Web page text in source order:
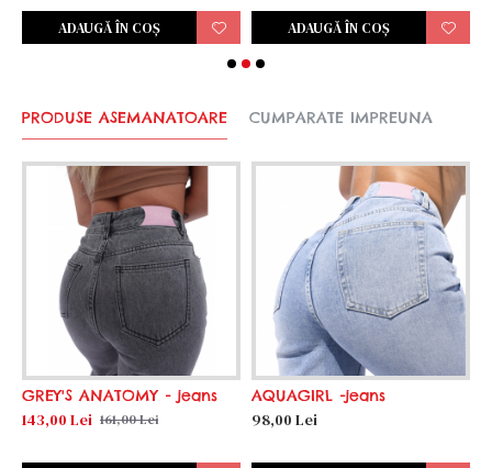
ADAUGĂ ÎN COŞ ADAUGĂ ÎN COŞ
PRODUSE ASEMANATOARE CUMPARATE IMPREUNA
GREY'S ANATOMY - jeans
143,00 Lei 161,00 Lei
AQUAGIRL -jeans
98,00 Lei